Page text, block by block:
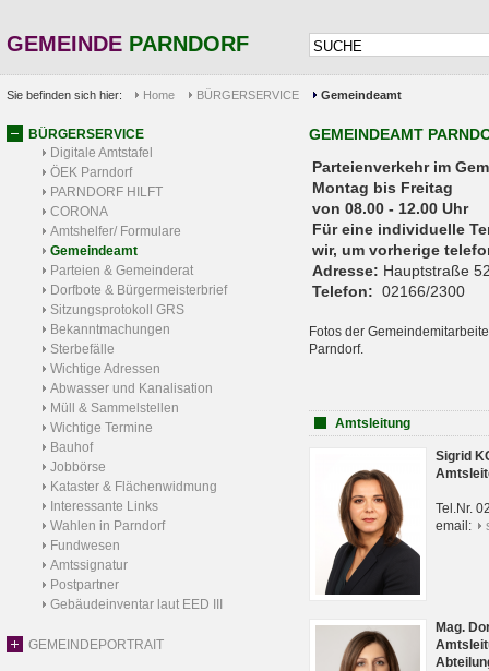
GEMEINDE PARNDORF
Sie befinden sich hier: Home BÜRGERSERVICE Gemeindeamt
BÜRGERSERVICE
Digitale Amtstafel
ÖEK Parndorf
PARNDORF HILFT
CORONA
Amtshelfer/ Formulare
Gemeindeamt
Parteien & Gemeinderat
Dorfbote & Bürgermeisterbrief
Sitzungsprotokoll GRS
Bekanntmachungen
Sterbefälle
Wichtige Adressen
Abwasser und Kanalisation
Müll & Sammelstellen
Wichtige Termine
Bauhof
Jobbörse
Kataster & Flächenwidmung
Interessante Links
Wahlen in Parndorf
Fundwesen
Amtssignatur
Postpartner
Gebäudeinventar laut EED III
GEMEINDEPORTRAIT
GEMEINDEAMT
Parteienverkehr
Montag bis Freitag
von 08.00 - 12.00 Uhr
Für eine individuelle
wir, um vorherige
Adresse: Hauptstraße
Telefon: 02166/2300
Fotos der
Parndorf.
Amtsleitung
Sigrid
Tel.Nr.
email:
Mag.